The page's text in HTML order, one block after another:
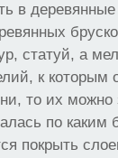
в
статуй, а
к которым
то их
по
покрыть